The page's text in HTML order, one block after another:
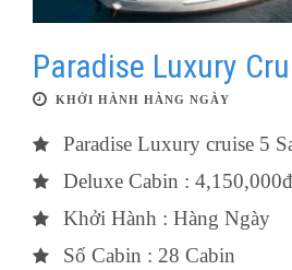
Paradise Luxury
KHỞI HÀNH HÀNG NGÀY
Paradise Luxury cruise 5
Deluxe Cabin :
Khởi Hành : Hàng Ngày
Số Cabin : 28 Cabin